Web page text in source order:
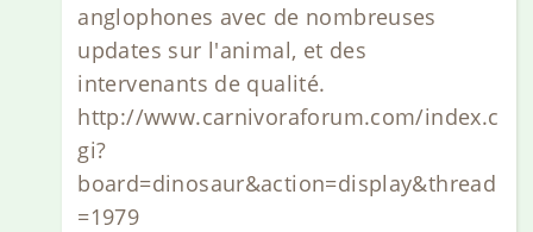
anglophones avec de nombreuses
updates sur l'animal, et des
intervenants de qualité.
http://www.carnivoraforum.com/index.c
gi?
board=dinosaur&action=display&thread
=1979